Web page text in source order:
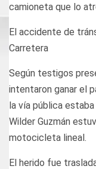
camioneta que lo
El accidente de
Carretera
Según testigos
intentaron ganar el
la vía pública
Wilder Guzmán
motocicleta lineal.
El herido fue